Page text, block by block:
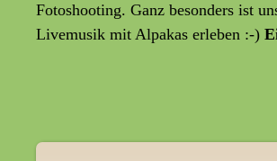
Fotoshooting. Ganz besonders ist
Livemusik mit Alpakas erleben :-)